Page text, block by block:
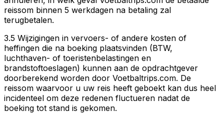
reissom binnen 5 werkdagen na betaling zal
terugbetalen.
3.5 Wijzigingen in vervoers- of andere kosten of
heffingen die na boeking plaatsvinden (BTW,
luchthaven- of toeristenbelastingen en
brandstoftoeslagen) kunnen aan de opdrachtgever
doorberekend worden door Voetbaltrips.com. De
reissom waarvoor u uw reis heeft geboekt kan dus heel
incidenteel om deze redenen fluctueren nadat de
boeking tot stand is gekomen.